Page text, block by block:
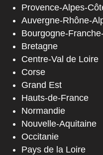
Provence-Alpes-
Auvergne-Rhône-
Bourgogne-
Bretagne
Centre-Val de Loire
Corse
Grand Est
Hauts-de-France
Normandie
Nouvelle-Aquitaine
Occitanie
Pays de la Loire